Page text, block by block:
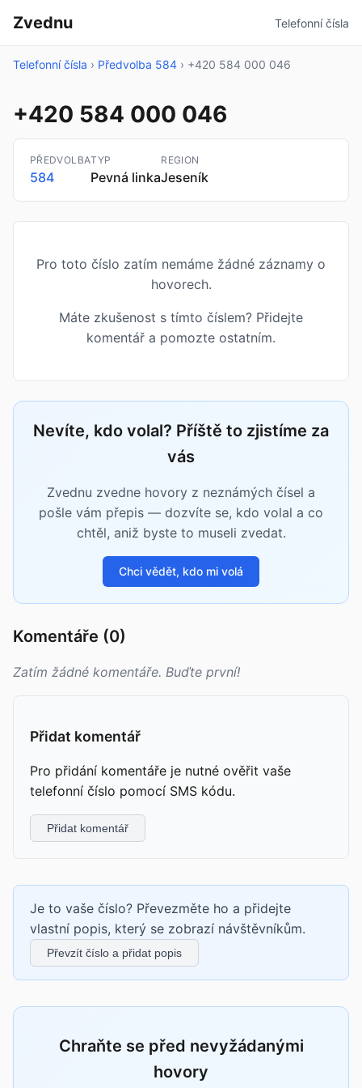
Zvednu Telefonní čísla
Telefonní čísla › Předvolba 584 › +420 584 000 046
+420 584 000 046
PŘEDVOLBA
584
TYP
Pevná linka
REGION
Jeseník
Pro toto číslo zatím nemáme žádné záznamy o
hovorech.
Máte zkušenost s tímto číslem? Přidejte
komentář a pomozte ostatním.
Nevíte, kdo volal? Příště to zjistíme za
vás
Zvednu zvedne hovory z neznámých čísel a
pošle vám přepis — dozvíte se, kdo volal a co
chtěl, aniž byste to museli zvedat.
Chci vědět, kdo mi volá
Komentáře (0)
Zatím žádné komentáře. Buďte první!
Přidat komentář
Pro přidání komentáře je nutné ověřit vaše
telefonní číslo pomocí SMS kódu.
Přidat komentář
Je to vaše číslo? Převezměte ho a přidejte
vlastní popis, který se zobrazí návštěvníkům.
Převzít číslo a přidat popis
Chraňte se před nevyžádanými
hovory